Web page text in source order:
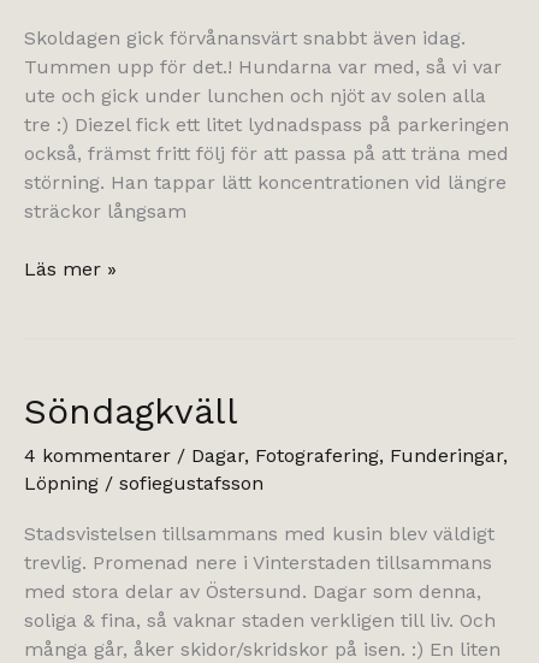
Skoldagen gick förvånansvärt snabbt även idag.
Tummen upp för det.! Hundarna var med, så vi var
ute och gick under lunchen och njöt av solen alla
tre :) Diezel fick ett litet lydnadspass på parkeringen
också, främst fritt följ för att passa på att träna med
störning. Han tappar lätt koncentrationen vid längre
sträckor långsam
Lydnadspepp
Läs mer »
Söndagkväll
4 kommentarer / Dagar, Fotografering, Funderingar,
Löpning / sofiegustafsson
Stadsvistelsen tillsammans med kusin blev väldigt
trevlig. Promenad nere i Vinterstaden tillsammans
med stora delar av Östersund. Dagar som denna,
soliga & fina, så vaknar staden verkligen till liv. Och
många går, åker skidor/skridskor på isen. :) En liten